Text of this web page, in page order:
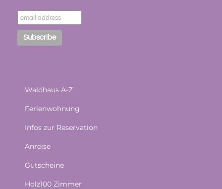
Waldhaus A-Z
Ferienwohnung
Infos zur Reservation
Anreise
Gutscheine
Holz100 Zimmer